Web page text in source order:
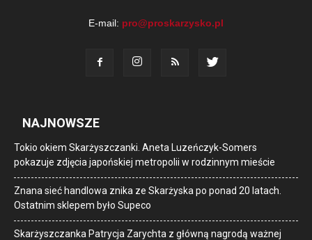
E-mail: pro@proskarzysko.pl
NAJNOWSZE
Tokio okiem Skarżyszczanki. Aneta Luzeńczyk-Somers
pokazuje zdjęcia japońskiej metropolii w rodzinnym mieście
Znana sieć handlowa znika ze Skarżyska po ponad 20 latach.
Ostatnim sklepem było Supeco
Skarżyszczanka Patrycja Zarychta z główną nagrodą ważnej